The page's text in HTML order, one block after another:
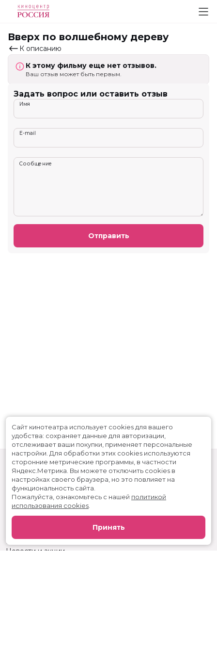
Вверх по волшебному дереву
К описанию
К этому фильму еще нет отзывов.
Ваш отзыв может быть первым.
Задать вопрос или оставить отзыв
Имя
E-mail
Сообщение
Отправить
Скоро в кино
Вакансии
Новости и акции
Сайт кинотеатра использует cookies для вашего
удобства: сохраняет данные для авторизации,
отслеживает ваши покупки, применяет персональные
настройки. Для обработки этих cookies используются
сторонние метрические программы, в частности
Яндекс.Метрика. Вы можете отключить cookies в
настройках своего браузера, но это повлияет на
функциональность сайта.
Пожалуйста, ознакомьтесь с нашей политикой
использования cookies
Принять